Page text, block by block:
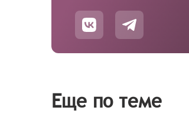
Еще по теме